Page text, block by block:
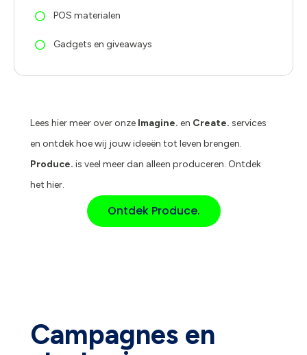
POS materialen
Gadgets en giveaways
Lees hier meer over onze Imagine. en Create. services
en ontdek hoe wij jouw ideeën tot leven brengen.
Produce. is veel meer dan alleen produceren. Ontdek
het hier.
Ontdek Produce.
Campagnes en